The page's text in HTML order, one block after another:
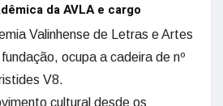
da AVLA e cargo
Valinhense de Letras e Artes
ocupa a cadeira de nº
V8.
cultural desde os